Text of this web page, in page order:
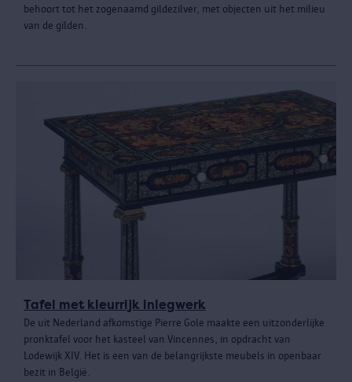
behoort tot het zogenaamd gildezilver, met objecten uit het milieu
van de gilden.
Tafel met kleurrijk inlegwerk
De uit Nederland afkomstige Pierre Gole maakte een uitzonderlijke
pronktafel voor het kasteel van Vincennes, in opdracht van
Lodewijk XIV. Het is een van de belangrijkste meubels in openbaar
bezit in België.